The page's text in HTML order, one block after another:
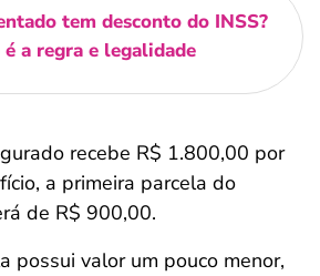
tem desconto do INSS?
é a regra e legalidade
recebe R$ 1.800,00 por
a primeira parcela do
de R$ 900,00.
possui valor um pouco menor,